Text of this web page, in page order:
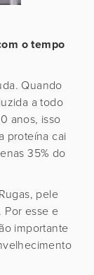
o tempo
Quando
a todo
anos, isso
proteína cai
35% do
pele
Por esse e
importante